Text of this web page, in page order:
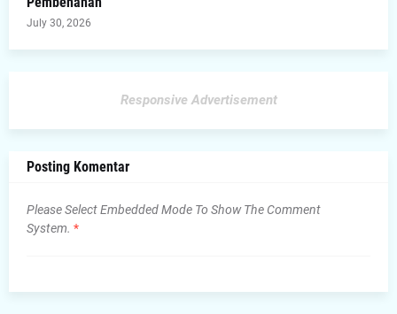
July 30, 2026
Responsive Advertisement
Posting Komentar
Please Select Embedded Mode To Show The Comment
System. *